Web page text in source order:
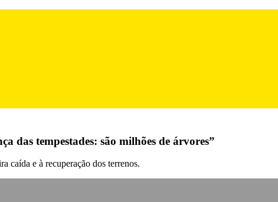
das tempestades: são milhões de árvores”
caída e à recuperação dos terrenos.